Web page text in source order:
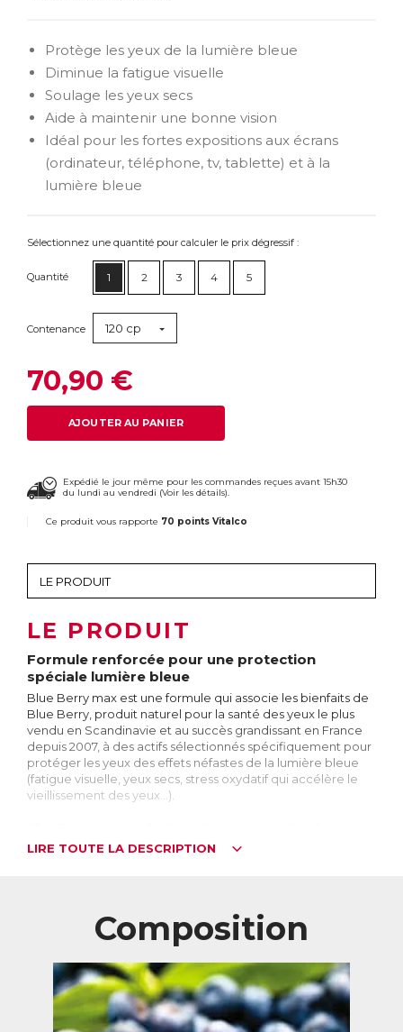
Protège les yeux de la lumière bleue
Diminue la fatigue visuelle
Soulage les yeux secs
Aide à maintenir une bonne vision
Idéal pour les fortes expositions aux écrans
(ordinateur, téléphone, tv, tablette) et à la
lumière bleue
Sélectionnez une quantité pour calculer le prix dégressif :
Quantité 1 2 3 4 5
Contenance 120 cp
70,90 €
AJOUTER AU PANIER
Expédié le jour même pour les commandes reçues avant 15h30
du lundi au vendredi (Voir les détails).
Ce produit vous rapporte 70 points Vitalco
LE PRODUIT
Formule renforcée pour une protection
spéciale lumière bleue
Blue Berry max est une formule qui associe les bienfaits de
Blue Berry, produit naturel pour la santé des yeux le plus
vendu en Scandinavie et au succès grandissant en France
depuis 2007, à des actifs sélectionnés spécifiquement pour
protéger les yeux des effets néfastes de la lumière bleue
(fatigue visuelle, yeux secs, stress oxydatif qui accélère le
vieillissement des yeux…).
sont fortement exposés à des écrans (ordinateur,
La lumière bleue est une lumière à haute énergie qui peut
abîmer les cellules fragiles de l’œil. Elle est présente dans la
lumière naturelle du soleil et également dans de
nombreuses sources de lumières artificielles (ordinateur,
téléphone, tv, tablette…).
Quelles sont les conséquences d’une
surexposition aux écrans et à la lumière bleue ?
LIRE TOUTE LA DESCRIPTION
Composition